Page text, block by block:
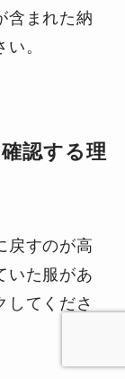
含まれた納
。
認する理
戻すのが高
いた服があ
してくださ